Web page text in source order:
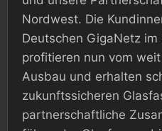
Nordwest. Die
Deutschen GigaNetz im
profitieren nun vom
Ausbau und erhalten
zukunftssicheren
partnerschaftliche